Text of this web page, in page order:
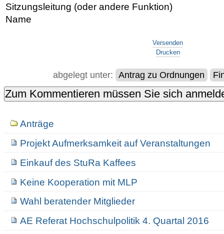
Sitzungsleitung (oder andere Funktion)
Name
Versenden
Drucken
abgelegt unter: Antrag zu Ordnungen
NavigationAnträge
Projekt Aufmerksamkeit auf Veranstaltungen
Einkauf des StuRa Kaffees
Keine Kooperation mit MLP
Wahl beratender Mitglieder
AE Referat Hochschulpolitik 4. Quartal 2016